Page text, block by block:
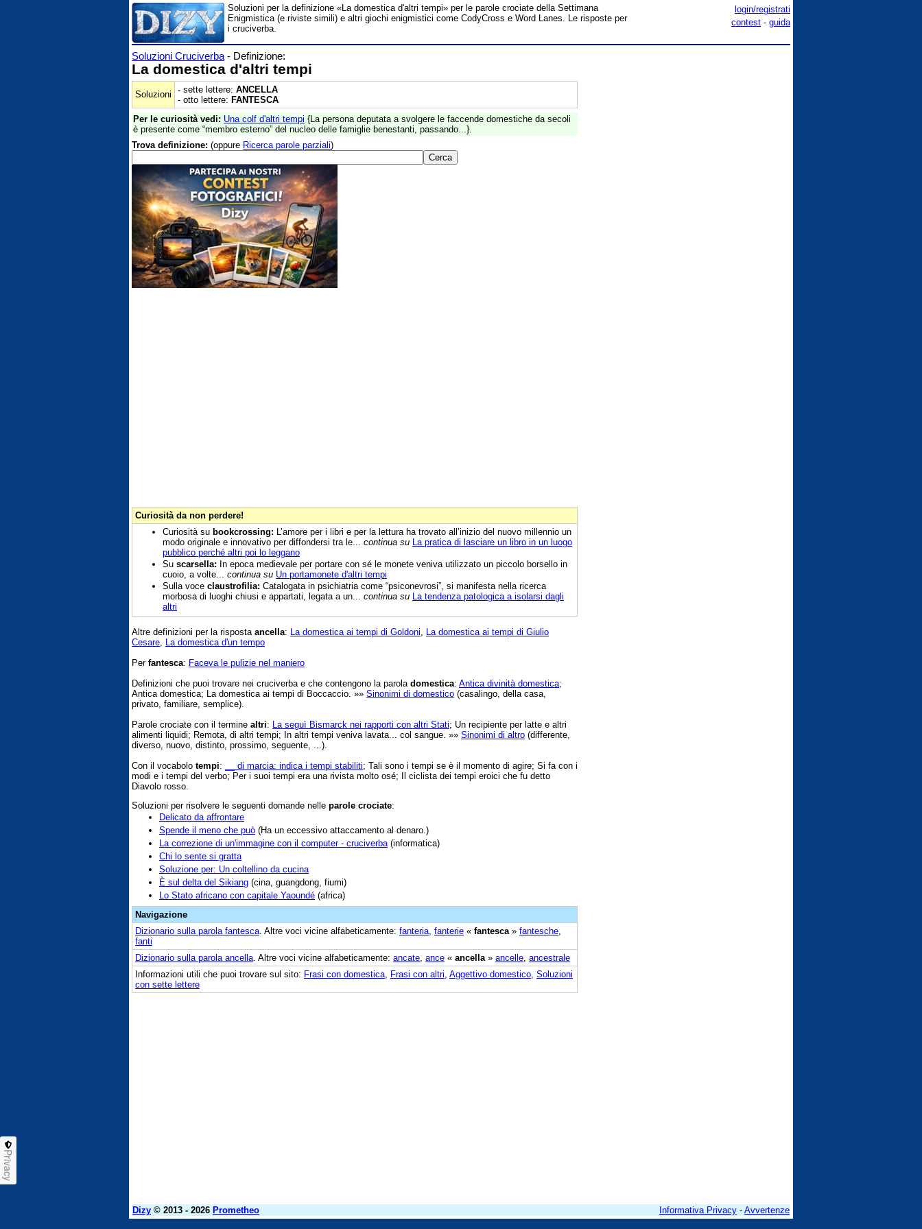
login/registrati
contest - guida
Soluzioni per la definizione «La domestica d'altri tempi» per le parole crociate della Settimana
Enigmistica (e riviste simili) e altri giochi enigmistici come CodyCross e Word Lanes. Le risposte per
i cruciverba.
Soluzioni Cruciverba - Definizione:
La domestica d'altri tempi
Soluzioni - sette lettere: ANCELLA
- otto lettere: FANTESCA
Per le curiosità vedi: Una colf d'altri tempi {La persona deputata a svolgere le faccende domestiche da secoli
è presente come “membro esterno” del nucleo delle famiglie benestanti, passando...}.
Trova definizione: (oppure Ricerca parole parziali)
Curiosità da non perdere!
Curiosità su bookcrossing: L’amore per i libri e per la lettura ha trovato all’inizio del nuovo millennio un
modo originale e innovativo per diffondersi tra le... continua su La pratica di lasciare un libro in un luogo
pubblico perché altri poi lo leggano
Su scarsella: In epoca medievale per portare con sé le monete veniva utilizzato un piccolo borsello in
cuoio, a volte... continua su Un portamonete d'altri tempi
Sulla voce claustrofilia: Catalogata in psichiatria come “psiconevrosi”, si manifesta nella ricerca
morbosa di luoghi chiusi e appartati, legata a un... continua su La tendenza patologica a isolarsi dagli
altri
Altre definizioni per la risposta ancella: La domestica ai tempi di Goldoni
La domestica ai tempi di Giulio
Cesare La domestica d'un tempo
Per fantesca: Faceva le pulizie nel maniero
Definizioni che puoi trovare nei cruciverba e che contengono la parola domestica: Antica divinità domestica;
Antica domestica; La domestica ai tempi di Boccaccio. »» Sinonimi di domestico (casalingo, della casa,
privato, familiare, semplice).
Parole crociate con il termine altri: La seguì Bismarck nei rapporti con altri Stati; Un recipiente per latte e altri
alimenti liquidi; Remota, di altri tempi; In altri tempi veniva lavata... col sangue. »» Sinonimi di altro (differente,
diverso, nuovo, distinto, prossimo, seguente, ...).
Con il vocabolo tempi: __ di marcia: indica i tempi stabiliti; Tali sono i tempi se è il momento di agire; Si fa con i
modi e i tempi del verbo; Per i suoi tempi era una rivista molto osé; Il ciclista dei tempi eroici che fu detto
Diavolo rosso.
Soluzioni per risolvere le seguenti domande nelle parole crociate:
Delicato da affrontare
Spende il meno che può (Ha un eccessivo attaccamento al denaro.)
La correzione di un'immagine con il computer - cruciverba (informatica)
Chi lo sente si gratta
Soluzione per: Un coltellino da cucina
È sul delta del Sikiang (cina, guangdong, fiumi)
Lo Stato africano con capitale Yaoundé (africa)
Navigazione
Dizionario sulla parola fantesca . Altre voci vicine alfabeticamente: fanteria fanterie « fantesca » fantesche
fanti
Dizionario sulla parola ancella . Altre voci vicine alfabeticamente: ancate ance « ancella » ancelle ancestrale
Informazioni utili che puoi trovare sul sito: Frasi con domestica Frasi con altri Aggettivo domestico Soluzioni
con sette lettere
Dizy © 2013 - 2026 Prometheo Informativa Privacy - Avvertenze
Privacy